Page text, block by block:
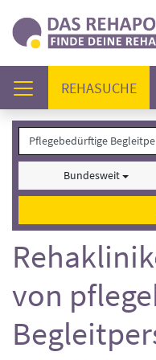
REHASUCHE
Bundesweit
von